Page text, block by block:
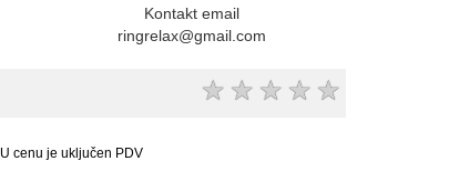
Kontakt email
ringrelax@gmail.com
★ ★ ★ ★ ★
U cenu je uključen PDV